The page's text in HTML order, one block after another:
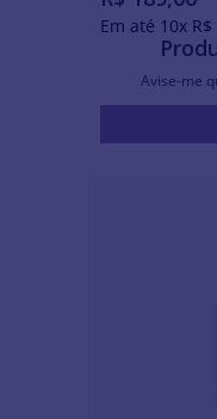
Em até 10x R$
Avise-me